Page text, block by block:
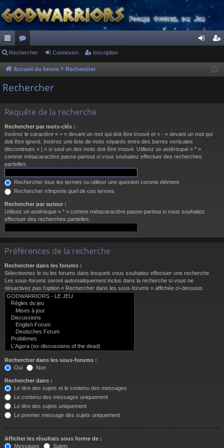
ac
co
ur
s
or
u
m
cri
Rechercher Connexion Inscription
Accueil du forum Rechercher
Rechercher
Requête de la recherche
Rechercher par mots-clés :
Insérez le caractère « + » devant un mot qui doit être trouvé et « - » devant un mot qui
doit être ignoré. Insérez une liste de mots séparés entre des barres verticales
discontinues « | » si seul un des mots doit être trouvé. Utilisez un astérisque « * »
comme métacaractère passe-partout si vous souhaitez effectuer des recherches
partielles.
Rechercher tous les termes ou utiliser une question comme élément
Rechercher n’importe quel de ces termes
Rechercher par auteur :
Utilisez un astérisque « * » comme métacaractère passe-partout si vous souhaitez
effectuer des recherches partielles.
Préférences de la recherche
Rechercher dans les forums :
Sélectionnez le ou les forums dans lesquels vous souhaitez effectuer une recherche.
Les sous-forums seront automatiquement inclus dans la recherche si vous ne
désactivez pas l’option « Rechercher dans les sous-forums » affichée ci-dessous.
Rechercher dans les sous-forums :
Oui
Non
Rechercher dans :
Le titre des sujets et le contenu des messages
Le contenu des messages uniquement
Le titre des sujets uniquement
Le premier message des sujets uniquement
Afficher les résultats sous forme de :
Messages
Sujets